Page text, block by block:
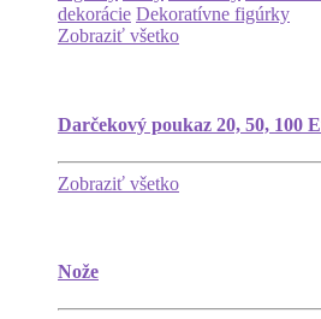
dekorácie Dekoratívne figúrky
Zobraziť všetko
Darčekový poukaz 20, 50, 100
Zobraziť všetko
Nože